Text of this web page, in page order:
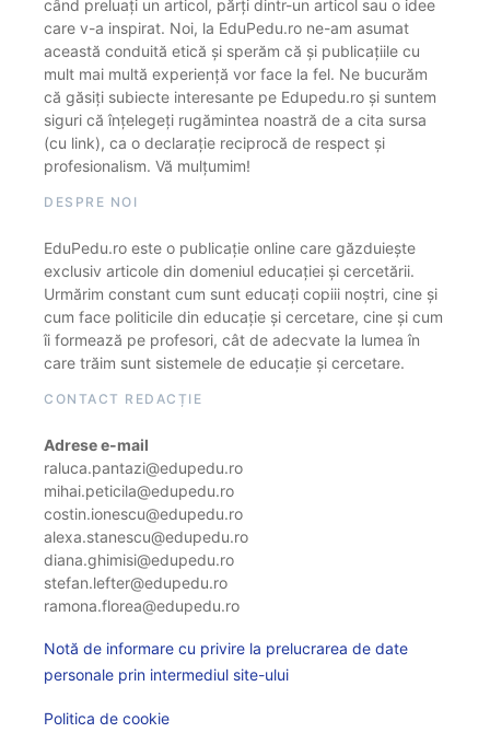
când preluați un articol, părți dintr-un articol sau o idee
care v-a inspirat. Noi, la EduPedu.ro ne-am asumat
această conduită etică și sperăm că și publicațiile cu
mult mai multă experiență vor face la fel. Ne bucurăm
că găsiți subiecte interesante pe Edupedu.ro și suntem
siguri că înțelegeți rugămintea noastră de a cita sursa
(cu link), ca o declarație reciprocă de respect și
profesionalism. Vă mulțumim!
DESPRE NOI
EduPedu.ro este o publicație online care găzduiește
exclusiv articole din domeniul educației și cercetării.
Urmărim constant cum sunt educați copiii noștri, cine și
cum face politicile din educație și cercetare, cine și cum
îi formează pe profesori, cât de adecvate la lumea în
care trăim sunt sistemele de educație și cercetare.
CONTACT REDACȚIE
Adrese e-mail
raluca.pantazi@edupedu.ro
mihai.peticila@edupedu.ro
costin.ionescu@edupedu.ro
alexa.stanescu@edupedu.ro
diana.ghimisi@edupedu.ro
stefan.lefter@edupedu.ro
ramona.florea@edupedu.ro
Notă de informare cu privire la prelucrarea de date
personale prin intermediul site-ului
Politica de cookie